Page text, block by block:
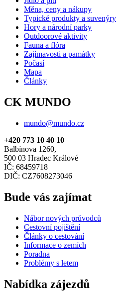
Měna, ceny a nákupy
Typické produkty a suvenýry
Hory a národní parky
Outdoorové aktivity
Fauna a flóra
Zajímavosti a památky
Počasí
Mapa
Články
CK MUNDO
mundo@mundo.cz
+420 773 10 40 10
Balbínova 1260,
500 03 Hradec Králové
IČ: 68459718
DIČ: CZ7608273046
Bude vás zajímat
Nábor nových průvodců
Cestovní pojištění
Články o cestování
Informace o zemích
Poradna
Problémy s letem
Nabídka zájezdů